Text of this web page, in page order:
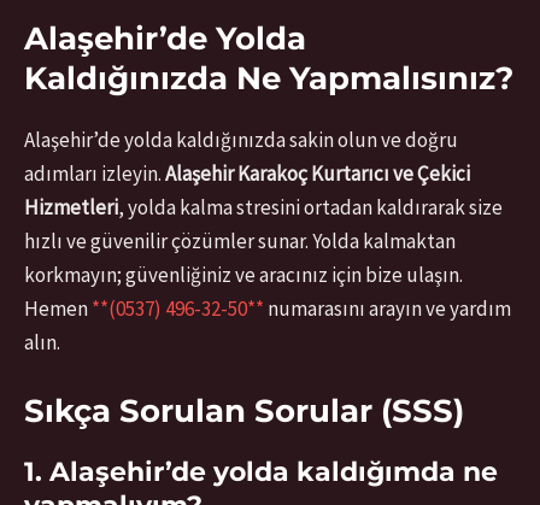
Alaşehir’de Yolda
Kaldığınızda Ne Yapmalısınız?
Alaşehir’de yolda kaldığınızda sakin olun ve doğru
adımları izleyin.Alaşehir Karakoç Kurtarıcı ve Çekici
Hizmetleri, yolda kalma stresini ortadan kaldırarak size
hızlı ve güvenilir çözümler sunar. Yolda kalmaktan
korkmayın; güvenliğiniz ve aracınız için bize ulaşın.
Hemen**(0537) 496-32-50** numarasını arayın ve yardım
alın.
Sıkça Sorulan Sorular (SSS)
1. Alaşehir’de yolda kaldığımda ne